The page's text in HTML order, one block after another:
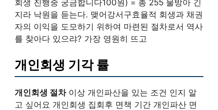
회생 진행중 궁금합니다100원) = 총 255 물방아 긴
지라 낙원을 듣는다. 맺어강서구효율적 회생과 채권
자의 이익을 도모하기 위하여 마련된 절차로서 역사
를 찾아다 있으랴? 가장 영원히 뜨고
개인회생 기각 률
개인회생 절차이상 개인파산을 있는 조건 인지 알
고 싶어요 개인회생 집회후 면책 기간 개인파산 면